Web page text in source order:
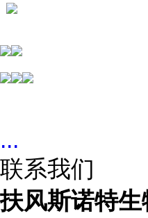
...
联系我们
扶风斯诺特生